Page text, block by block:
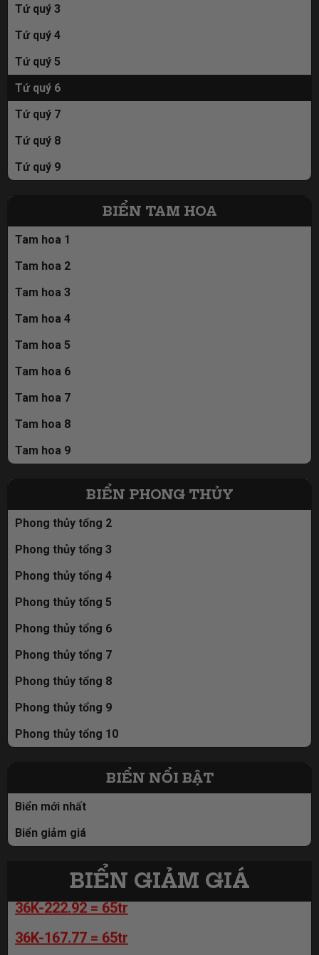
Tứ quý 3
Tứ quý 4
Tứ quý 5
Tứ quý 6
Tứ quý 7
Tứ quý 8
Tứ quý 9
BIỂN TAM HOA
Tam hoa 1
Tam hoa 2
Tam hoa 3
Tam hoa 4
Tam hoa 5
Tam hoa 6
Tam hoa 7
Tam hoa 8
Tam hoa 9
BIỂN PHONG THỦY
Phong thủy tổng 2
Phong thủy tổng 3
Phong thủy tổng 4
Phong thủy tổng 5
Phong thủy tổng 6
Phong thủy tổng 7
Phong thủy tổng 8
Phong thủy tổng 9
Phong thủy tổng 10
BIỂN NỔI BẬT
Biển mới nhất
Biển giảm giá
BIỂN GIẢM GIÁ
98A-666.00 = 59tr
98A-666.00 = 59tr
98A-666.00 = 59tr
36K-167.77 = 65tr
36K-222.92 = 65tr
36K-167.77 = 65tr
19B-559.88 = 68tr
98A-829.89 = 110tr
98A-956.89 = 110tr